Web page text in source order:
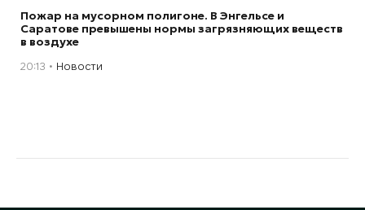
Пожар на мусорном полигоне. В Энгельсе и
Саратове превышены нормы загрязняющих веществ
в воздухе
20:13 Новости